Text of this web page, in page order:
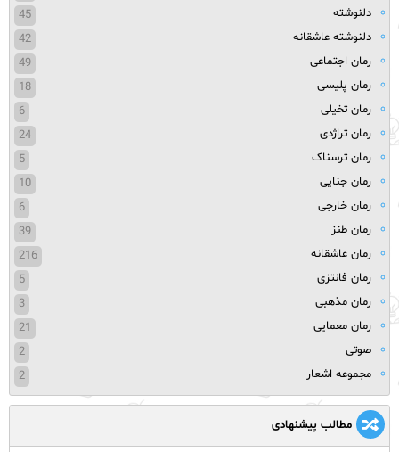
دلنوشته
45
دلنوشته عاشقانه
42
رمان اجتماعی
49
رمان پلیسی
18
رمان تخیلی
6
رمان تراژدی
24
رمان ترسناک
5
رمان جنایی
10
رمان خارجی
6
رمان طنز
39
رمان عاشقانه
216
رمان فانتزی
5
رمان مذهبی
3
رمان معمایی
21
صوتی
2
مجموعه اشعار
2
مطالب پیشنهادی